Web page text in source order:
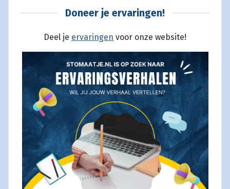
Doneer je ervaringen!
Deel je ervaringen voor onze website!